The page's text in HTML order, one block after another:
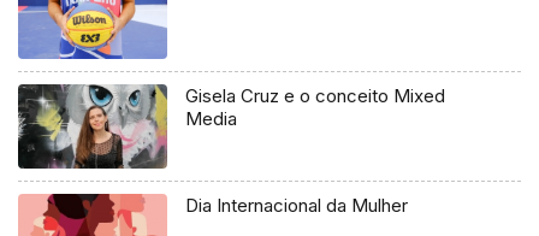
Gisela Cruz e o conceito Mixed
Media
Dia Internacional da Mulher